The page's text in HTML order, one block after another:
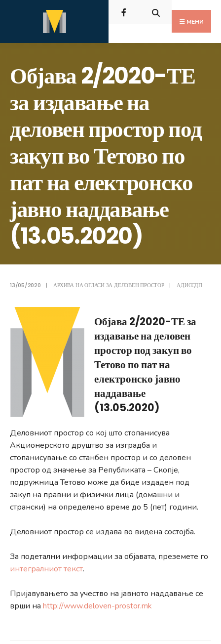
содржината
МЕНИ
Објава 2/2020-ТЕ
за издавање на
деловен простор под
закуп во Тетово по
пат на електронско
јавно наддавање
(13.05.2020)
13/05/2020 | АРХИВА НА ОГЛАСИ ЗА ДЕЛОВЕН ПРОСТОР | АДИССДП
Објава 2/2020-ТЕ за
издавање на деловен
простор под закуп во
Тетово по пат на
електронско јавно
наддавање
(13.05.2020)
Деловниот простор со кој што стопанисува
Акционерското друштво за изградба и
стопанисување со станбен простор и со деловен
простор од значење за Републиката – Скопје,
подружница Тетово може да биде издаден под
закуп на правни и физички лица (домашни и
странски) на определено време до 5 (пет) години.
Деловниот простор се издава во видена состојба.
За подетални информации за објавата, преземете го
интегралниот текст.
Пријавувањето за учество на јавното наддавање се
врши на http://www.deloven-prostor.mk